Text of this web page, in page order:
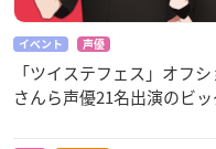
イベント 声優
「ツイステフェス」オフ
さんら声優21名出演のビ